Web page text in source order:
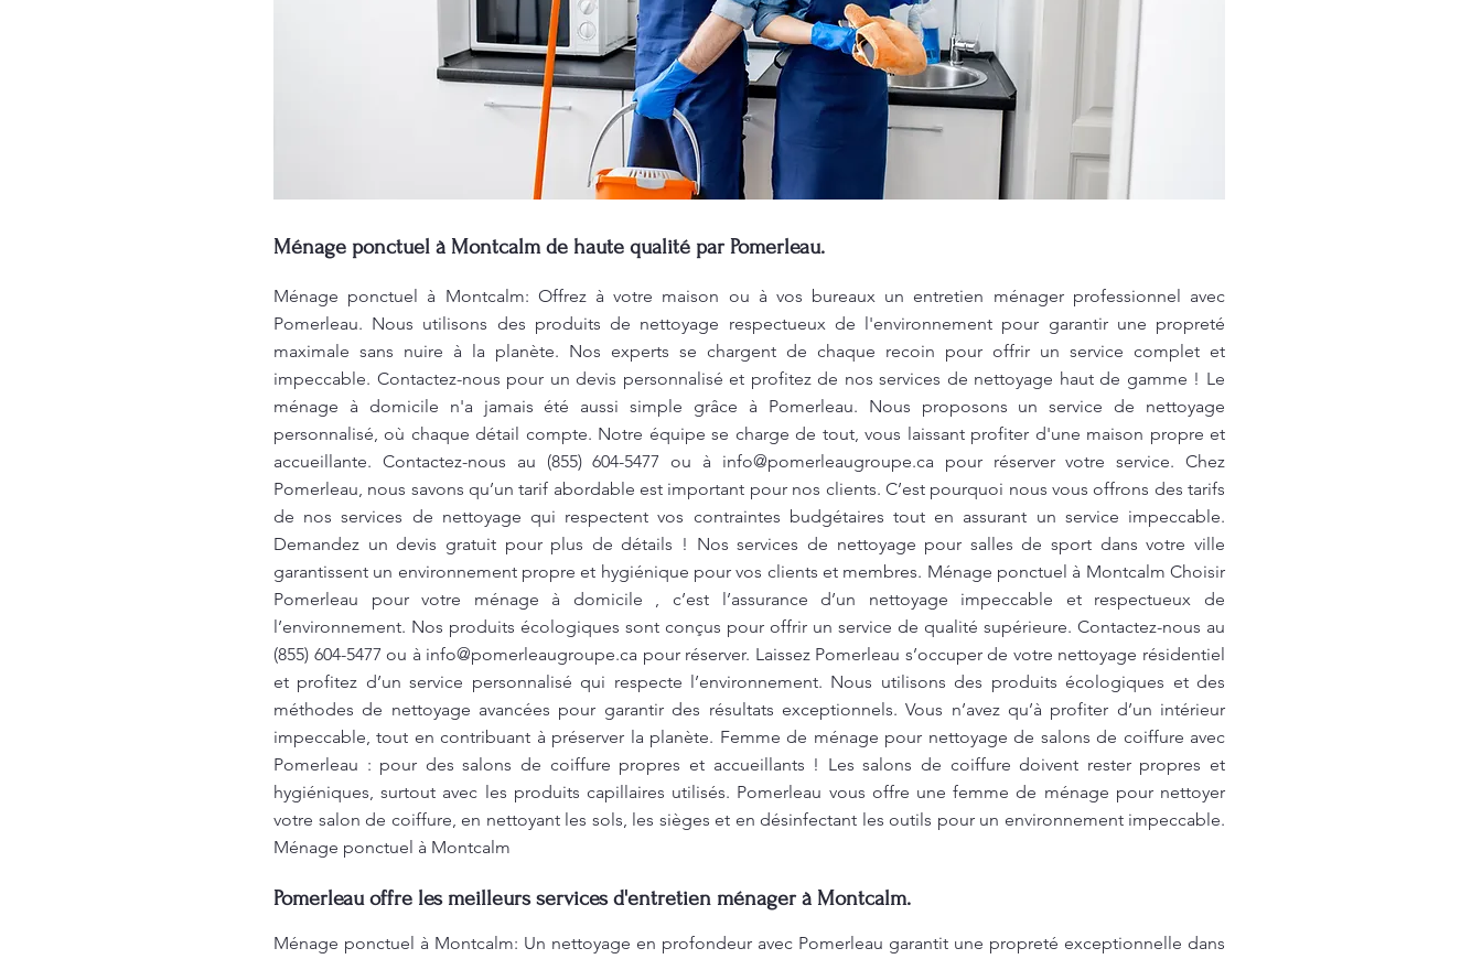
Ménage ponctuel à Montcalm de haute qualité par Pomerleau.
Ménage ponctuel à Montcalm: Offrez à votre maison ou à vos bureaux un entretien ménager professionnel avec
Pomerleau. Nous utilisons des produits de nettoyage respectueux de l'environnement pour garantir une propreté
maximale sans nuire à la planète. Nos experts se chargent de chaque recoin pour offrir un service complet et
impeccable. Contactez-nous pour un devis personnalisé et profitez de nos services de nettoyage haut de gamme ! Le
ménage à domicile n'a jamais été aussi simple grâce à Pomerleau. Nous proposons un service de nettoyage
personnalisé, où chaque détail compte. Notre équipe se charge de tout, vous laissant profiter d'une maison propre et
accueillante. Contactez-nous au (855) 604-5477 ou à info@pomerleaugroupe.capour réserver votre service. Chez
Pomerleau, nous savons qu’un tarif abordable est important pour nos clients. C’est pourquoi nous vous offrons des tarifs
de nos services de nettoyage qui respectent vos contraintes budgétaires tout en assurant un service impeccable.
Demandez un devis gratuit pour plus de détails ! Nos services de nettoyage pour salles de sport dans votre ville
garantissent un environnement propre et hygiénique pour vos clients et membres. Ménage ponctuel à Montcalm Choisir
Pomerleau pour votre ménage à domicile , c’est l’assurance d’un nettoyage impeccable et respectueux de
l’environnement. Nos produits écologiques sont conçus pour offrir un service de qualité supérieure. Contactez-nous au
(855) 604-5477 ou à info@pomerleaugroupe.ca pour réserver. Laissez Pomerleau s’occuper de votre nettoyage résidentiel
et profitez d’un service personnalisé qui respecte l’environnement. Nous utilisons des produits écologiques et des
méthodes de nettoyage avancées pour garantir des résultats exceptionnels. Vous n’avez qu’à profiter d’un intérieur
impeccable, tout en contribuant à préserver la planète. Femme de ménage pour nettoyage de salons de coiffure avec
Pomerleau : pour des salons de coiffure propres et accueillants ! Les salons de coiffure doivent rester propres et
hygiéniques, surtout avec les produits capillaires utilisés. Pomerleau vous offre une femme de ménage pour nettoyer
votre salon de coiffure, en nettoyant les sols, les sièges et en désinfectant les outils pour un environnement impeccable.
Ménage ponctuel à Montcalm
Pomerleau offre les meilleurs services d'entretien ménager à Montcalm.
Ménage ponctuel à Montcalm: Un nettoyage en profondeur avec Pomerleau garantit une propreté exceptionnelle dans